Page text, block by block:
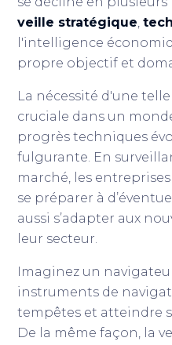
veille stratégique,
l'intelligence
propre objectif et
La nécessité d'une
cruciale dans un
progrès techniques
fulgurante. En
marché, les
se préparer à
aussi s’adapter aux
leur secteur.
Imaginez un
instruments de
tempêtes et atteindre
De la même façon, la